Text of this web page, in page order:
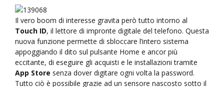
Il vero boom di interesse gravita però tutto intorno al
Touch ID, il lettore di impronte digitale del telefono. Questa
nuova funzione permette di sbloccare l’intero sistema
appoggiando il dito sul pulsante Home e ancor più
eccitante, di eseguire gli acquisti e le installazioni tramite
App Store senza dover digitare ogni volta la password.
Tutto ciò è possibile grazie ad un sensore nascosto sotto il